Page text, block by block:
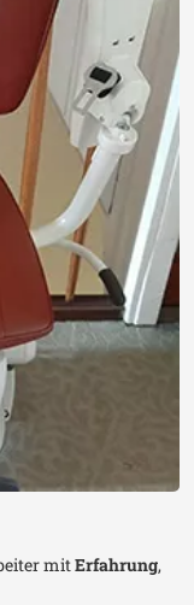
mitErfahrung,